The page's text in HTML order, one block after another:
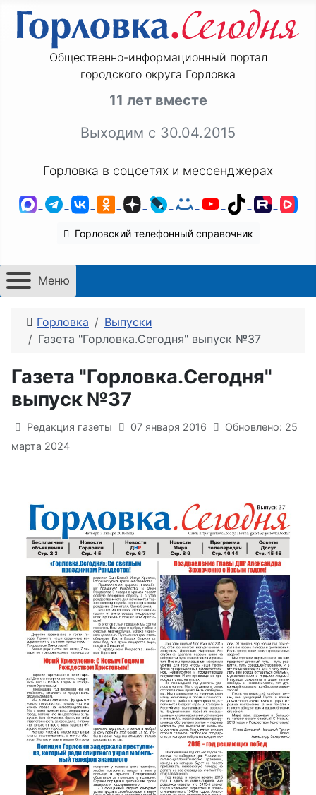
Общественно-информационный портал
городского округа Горловка
11 лет вместе
Выходим с 30.04.2015
Горловка в соцсетях и мессенджерах
MAXTelegram
ВКонтакте
Одноклассники
ДзенLiveJournal
Мой Мир
YouTube
TikTok
Горловский телефонный справочник
Меню
Горловка
Выпуски
Газета "Горловка.Сегодня" выпуск №37
Газета "Горловка.Сегодня"
выпуск №37
Информация о материале
Редакция газеты 07 января 2016
Обновлено: 25
марта 2024